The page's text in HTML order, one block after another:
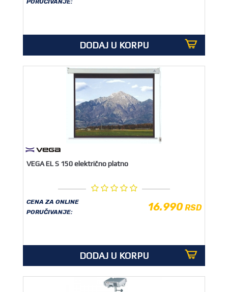
PORUČIVANJE:
DODAJ U KORPU
VEGA EL S 150 električno platno
CENA ZA ONLINE
PORUČIVANJE:
16.990RSD
DODAJ U KORPU